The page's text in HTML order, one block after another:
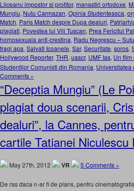
Liiceanu impostor si profitor, manastiri ortodoxe,
Mungiu, Nutu Carmazan, Opinia Studenteasca,
Match, Paris Match despre Dupa dealuri,
plagiati, Povestea lui Vili Tuscan, Prea Fericitul
homosexuala anti-crestina, Radu Negrescu – Sutu
tragi apa, Salvati Icoanele, Sar, Securitate, soros,
Hollywood Reporter, THR, uascr, UMF Ias, Un film
Studentilor Comunisti din Romania, Universitatea
Comments »
“Deceptia Mungiu” (Le
plagiat doua scenarii,
dealuri”, la Cannes,
cartile Tatianei
May 27th, 2012 VR 5 Comments »
De ras daca n-ar fi de plans, pentru